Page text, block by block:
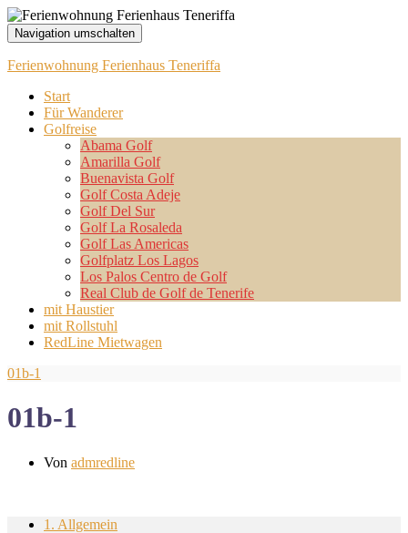
Navigation umschalten
Ferienwohnung Ferienhaus Teneriffa
Start
Für Wanderer
Golfreise
Abama Golf
Amarilla Golf
Buenavista Golf
Golf Costa Adeje
Golf Del Sur
Golf La Rosaleda
Golf Las Americas
Golfplatz Los Lagos
Los Palos Centro de Golf
Real Club de Golf de Tenerife
mit Haustier
mit Rollstuhl
RedLine Mietwagen
01b-1
01b-1
Von admredline
1. Allgemein